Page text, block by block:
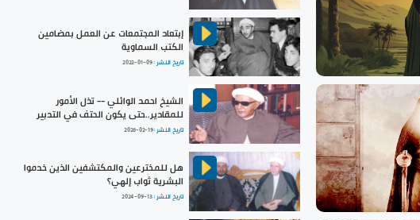
إبتعاد المجتمعات عن العمل بمضامين
الكتب السماوية
تاريخ النشر :2022-01-09
الشيخ احمد الوائلي -- تذل الأمور
للمقادير..حتى يكون الحتف في التدبير
تاريخ النشر :2026-02-19
هل للمخترعين والمكتشفين الذين خدموا
البشرية ثواب إلهي؟
تاريخ النشر :2024-09-13